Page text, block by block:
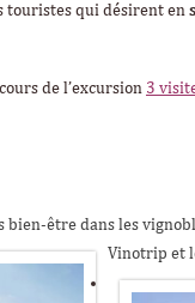
touristes qui désirent en
de l’excursion 3
bien-être dans les
Vinotrip et